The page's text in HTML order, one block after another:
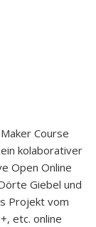
Course
kolaborativer
Open Online
Giebel und
Projekt vom
etc. online